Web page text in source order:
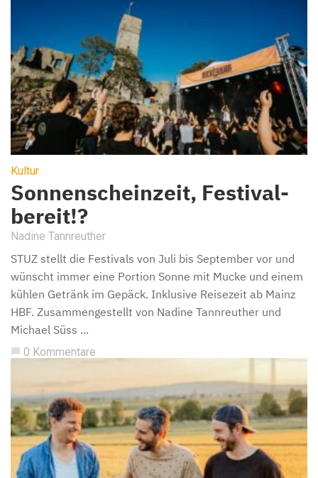
Kultur
Sonnenscheinzeit, Festival-
bereit!?
Nadine Tannreuther
STUZ stellt die Festivals von Juli bis September vor und
wünscht immer eine Portion Sonne mit Mucke und einem
kühlen Getränk im Gepäck. Inklusive Reisezeit ab Mainz
HBF. Zusammengestellt von Nadine Tannreuther und
Michael Süss ...
chat_bubble 0 Kommentare